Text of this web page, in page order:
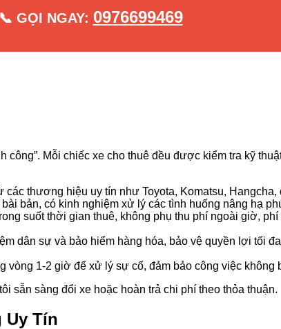
📞 GỌI NGAY: 0976699469
Mỗi chiếc xe cho thuê đều được kiểm tra kỹ
thương hiệu uy tín như Toyota, Komatsu, Hangcha,
bản, có kinh nghiệm xử lý các tình huống nâng hạ
suốt thời gian thuê, không phụ thu phí ngoài giờ,
dân sự và bảo hiểm hàng hóa, bảo vệ quyền lợi tối
vòng 1-2 giờ để xử lý sự cố, đảm bảo công việc không
sẵn sàng đổi xe hoặc hoàn trả chi phí theo thỏa thuận.
Uy Tín